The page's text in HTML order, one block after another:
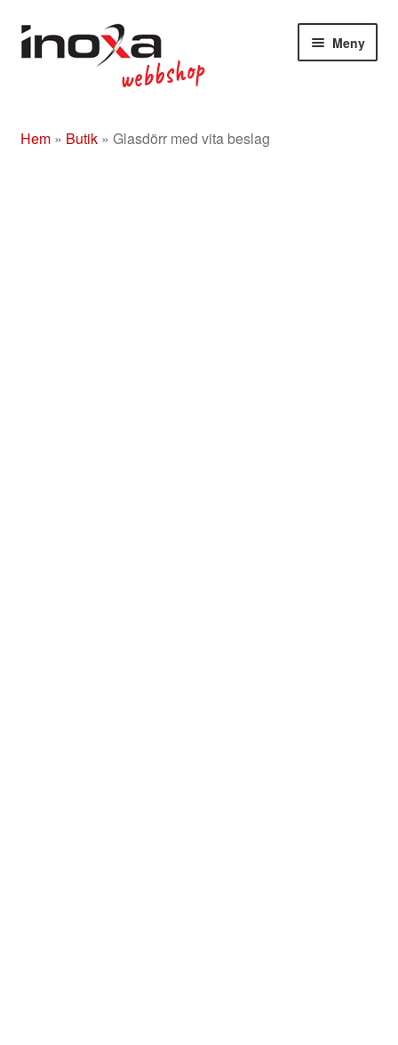
Hoppa
till
Hoppa
till
Meny
Om
Hem» Butik» Glasdörr med vita beslag